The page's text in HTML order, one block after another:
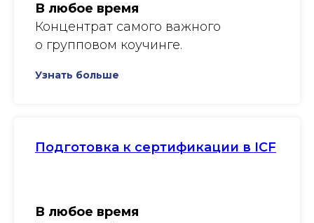
В любое время
Концентрат самого важного
о групповом коучинге.
Узнать больше
Подготовка к сертификации в ICF
В любое время